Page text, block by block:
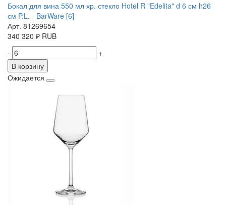
Бокал для вина 550 мл хр. стекло Hotel R "Edelita" d 6 см h26
см P.L. - BarWare [6]
Арт. 81269654
340 320 ₽ RUB
-
+
В корзину
Ожидается